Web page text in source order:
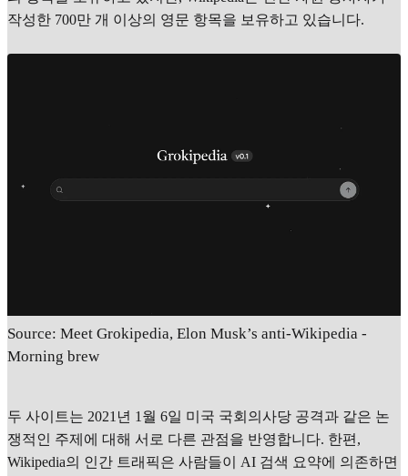
작성한 700만 개 이상의 영문 항목을 보유하고 있습니다.
Source: Meet Grokipedia, Elon Musk’s anti-Wikipedia -
Morning brew
두 사이트는 2021년 1월 6일 미국 국회의사당 공격과 같은 논
쟁적인 주제에 대해 서로 다른 관점을 반영합니다. 한편,
Wikipedia의 인간 트래픽은 사람들이 AI 검색 요약에 의존하면